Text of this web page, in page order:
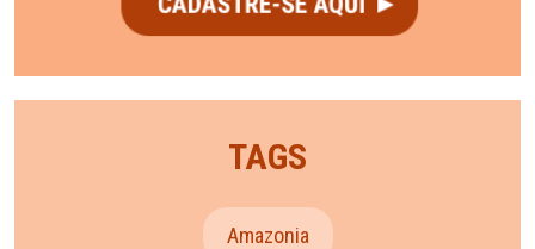
TAGS
Amazonia